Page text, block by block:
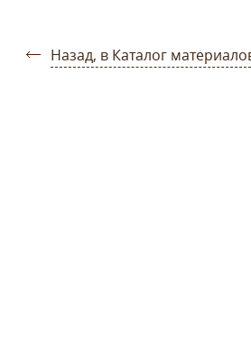
Назад, в Каталог